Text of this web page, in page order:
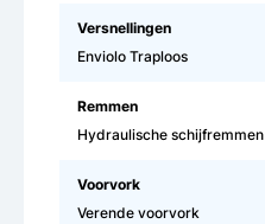
Versnellingen
Enviolo Traploos
Remmen
Hydraulische schijfremmen
Voorvork
Verende voorvork